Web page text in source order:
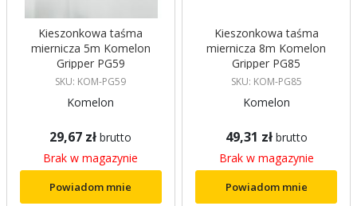
Kieszonkowa taśma
miernicza 5m Komelon
Gripper PG59
SKU: KOM-PG59
Komelon
29,67 zł brutto
Brak w magazynie
Powiadom mnie
Kieszonkowa taśma
miernicza 8m Komelon
Gripper PG85
SKU: KOM-PG85
Komelon
49,31 zł brutto
Brak w magazynie
Powiadom mnie